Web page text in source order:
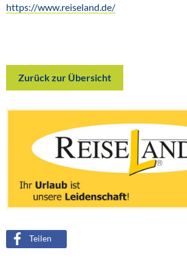
https://www.reiseland.de/
Zurück zur Übersicht
Teilen